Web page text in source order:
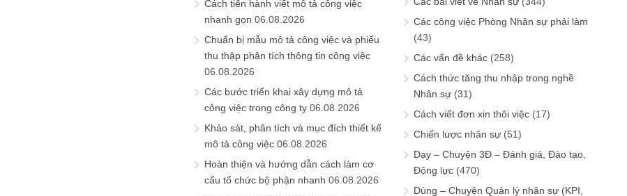
Cách tiến hành viết mô tả công việc
nhanh gọn 06.08.2026
Chuẩn bị mẫu mô tả công việc và phiếu
thu thập phân tích thông tin công việc
06.08.2026
Các bước triển khai xây dựng mô tả
công việc trong công ty 06.08.2026
Khảo sát, phân tích và mục đích thiết kế
mô tả công việc 06.08.2026
Hoàn thiện và hướng dẫn cách làm cơ
cấu tổ chức bộ phận nhanh 06.08.2026
Các công việc Phòng Nhân sự phải làm
(43)
Các vấn đề khác (258)
Cách thức tăng thu nhập trong nghề
Nhân sự (31)
Cách viết đơn xin thôi việc (17)
Chiến lược nhân sự (51)
Dạy – Chuyện 3Đ – Đánh giá, Đào tạo,
Động lực (470)
Dùng – Chuyện Quản lý nhân sự (KPI,